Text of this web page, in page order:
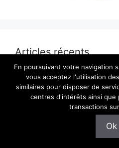
Articles récents
Train Oxybul compatible
les mélanger ?
Pourquoi choisir des
locomotive à vapeur pour
Trains en bois
En poursuivant votre navigation
vous acceptez l'utilisation
similaires pour disposer de
centres d'intérêts ainsi que
transactions
Ok